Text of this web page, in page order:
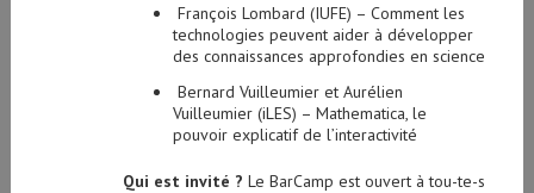
François Lombard (IUFE) – Comment les
technologies peuvent aider à développer
des connaissances approfondies en science
Bernard Vuilleumier et Aurélien
Vuilleumier (iLES) – Mathematica, le
pouvoir explicatif de l’interactivité
Qui est invité ? Le BarCamp est ouvert à tou-te-s